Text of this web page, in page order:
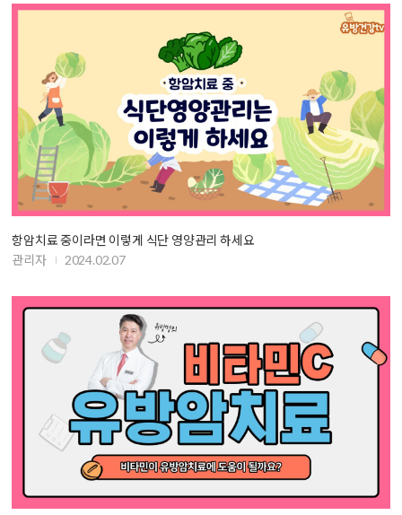
항암치료 중이라면 이렇게 식단 영양관리 하세요
관리자
2024.02.07